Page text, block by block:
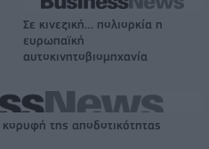
Σε κινεζική… πολιορκία η
ευρωπαϊκή
αυτοκινητοβιομηχανία
της αποδοτικότητας